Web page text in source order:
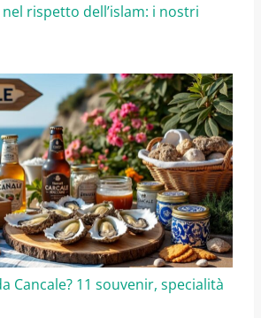
rispetto dell’islam: i nostri
Cancale? 11 souvenir, specialità